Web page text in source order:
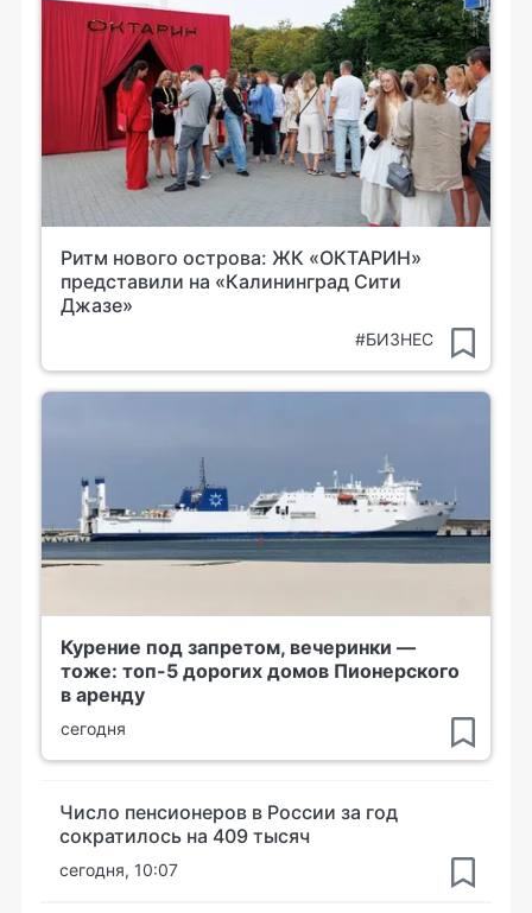
Ритм нового острова: ЖК «ОКТАРИН»
представили на «Калининград Сити
Джазе»
#БИЗНЕС
Курение под запретом, вечеринки —
тоже: топ-5 дорогих домов Пионерского
в аренду
сегодня
Число пенсионеров в России за год
сократилось на 409 тысяч
сегодня, 10:07